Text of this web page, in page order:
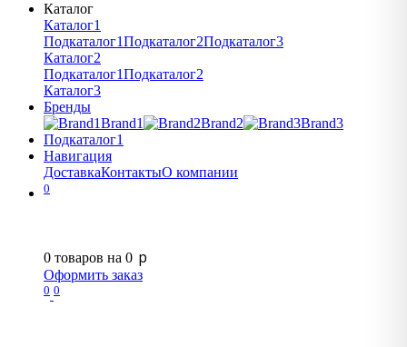
Каталог
Каталог1
Подкаталог1Подкаталог2Подкаталог3
Каталог2
Подкаталог1Подкаталог2
Каталог3
Бренды
Brand1
Brand2
Brand3
Подкаталог1
Навигация
ДоставкаКонтактыО компании
0
0 товаров на 0 p
Оформить заказ
0 0